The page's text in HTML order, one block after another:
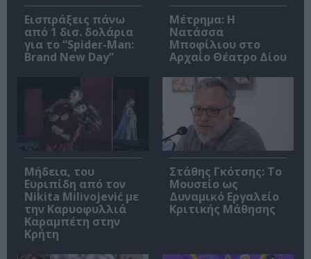
Εισπράξεις πάνω
από 1 δισ. δολάρια
για το “Spider-Man:
Brand New Day”
Μέτρημα: Η
Νατάσσα
Μποφίλιου στο
Αρχαίο Θέατρο Δίου
Μήδεια, του
Ευριπίδη από τον
Nikita Milivojević με
την Καρυοφυλλιά
Καραμπέτη στην
Κρήτη
Στάθης Γκότσης: Το
Μουσείο ως
Δυναμικό Εργαλείο
Κριτικής Μάθησης